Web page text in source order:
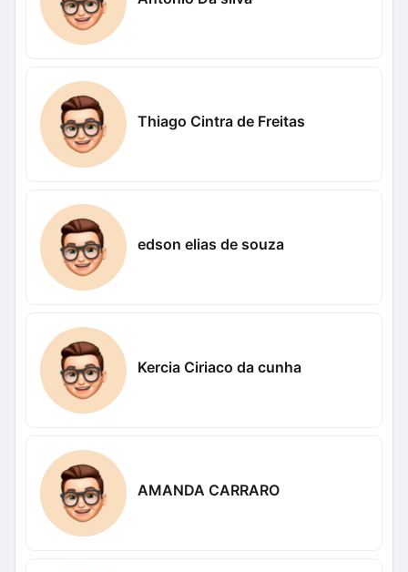
Thiago Cintra de Freitas
edson elias de souza
Kercia Ciriaco da cunha
AMANDA CARRARO